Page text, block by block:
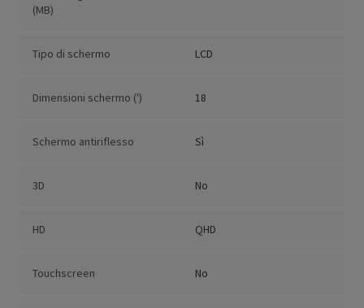
(MB)
Tipo di schermo LCD
Dimensioni schermo (') 18
Schermo antiriflesso Sì
3D No
HD QHD
Touchscreen No